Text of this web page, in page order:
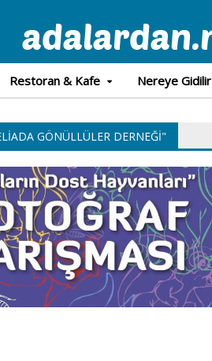
Restoran & Kafe Nereye Gidilir
GÖNÜLLÜLER DERNEĞI"